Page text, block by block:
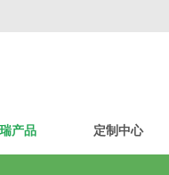
产品 定制中心